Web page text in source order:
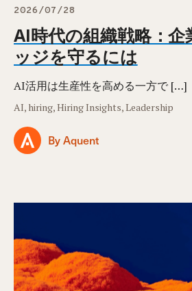
2026/07/28
AI時代の組織戦略：企
ッジを守るには
AI活用は生産性を高める一方で […]
AI, hiring, Hiring Insights, Leadership
By Aquent